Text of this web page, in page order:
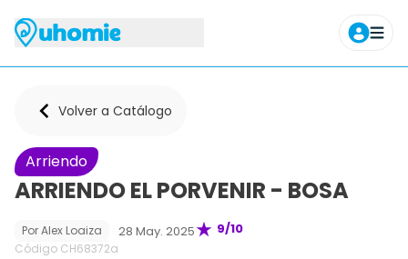
Agendar tour
Volver a Catálogo
Arriendo
ARRIENDO EL PORVENIR - BOSA
9/10
PorAlex Loaiza 28 May. 2025
Código CH68372a